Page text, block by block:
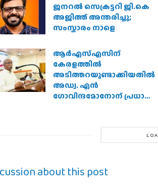
ജനറൽ സെക്രട്ടറി ജി.കെ
അജിത്ത് അന്തരിച്ചു;
സംസ്കാരം നാളെ
ആര്‍എസ്എസിന്
കേരളത്തില്‍
അടിത്തറയുണ്ടാക്കിയതില്‍
അഡ്വ. എന്‍
ഗോവിന്ദമോനോന് പ്രധാന
about this post